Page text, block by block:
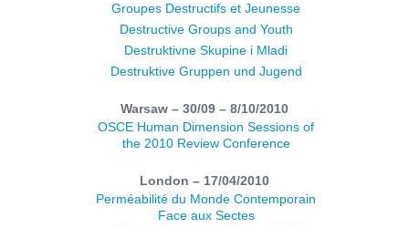
Groupes Destructifs et Jeunesse
Destructive Groups and Youth
Destruktivne Skupine i Mladi
Destruktive Gruppen und Jugend
Warsaw – 30/09 – 8/10/2010
OSCE Human Dimension Sessions of
the 2010 Review Conference
London – 17/04/2010
Perméabilité du Monde Contemporain
Face aux Sectes